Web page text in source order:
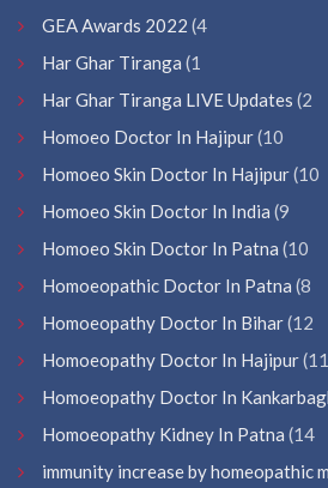
GEA Awards 2022 (4
Har Ghar Tiranga (1
Har Ghar Tiranga LIVE Updates (2
Homoeo Doctor In Hajipur(10
Homoeo Skin Doctor In Hajipur(10
Homoeo Skin Doctor In India (9
Homoeo Skin Doctor In Patna (10
Homoeopathic Doctor In Patna (8
Homoeopathy Doctor In Bihar(12
Homoeopathy Doctor In Hajipur(11
Homoeopathy Doctor In
Homoeopathy Kidney In Patna (14
immunity increase by homeopathic